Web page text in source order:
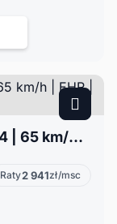
JCB Fastrac 2155 | 155 KM | 4x4 | 65 km/h | EHR | KLIMA | SZYBKI TRANS
Raty2 941zł/msc